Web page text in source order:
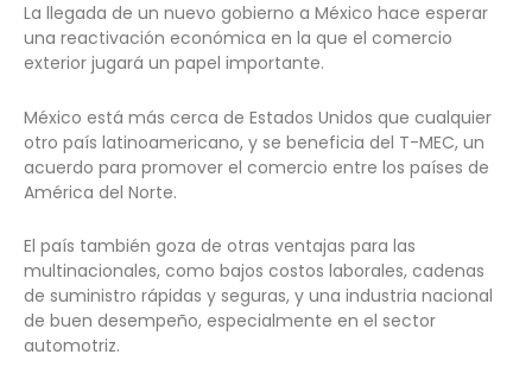
La llegada de un nuevo gobierno a México hace esperar
una reactivación económica en la que el comercio
exterior jugará un papel importante.
México está más cerca de Estados Unidos que cualquier
otro país latinoamericano, y se beneficia del T-MEC, un
acuerdo para promover el comercio entre los países de
América del Norte.
El país también goza de otras ventajas para las
multinacionales, como bajos costos laborales, cadenas
de suministro rápidas y seguras, y una industria nacional
de buen desempeño, especialmente en el sector
automotriz.